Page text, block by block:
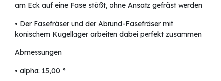
am Eck auf eine Fase stößt, ohne Ansatz gefräst werden
• Der Fasefräser und der Abrund-Fasefräser mit
konischem Kugellager arbeiten dabei perfekt zusammen
Abmessungen
• alpha: 15,00 °